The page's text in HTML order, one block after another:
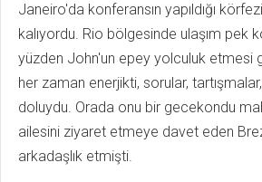
Janeiro'da konferansın yapıldığı
kalıyordu. Rio bölgesinde ulaşım pek
yüzden John'un epey yolculuk etmesi
her zaman enerjikti, sorular,
doluydu. Orada onu bir gecekondu
ailesini ziyaret etmeye davet eden
arkadaşlık etmişti.